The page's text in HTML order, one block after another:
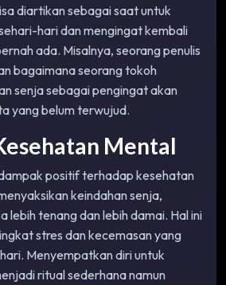
diartikan sebagai saat untuk
hari dan mengingat kembali
ada. Misalnya, seorang penulis
bagaimana seorang tokoh
senja sebagai pengingat akan
yang belum terwujud.
Mental
positif terhadap kesehatan
keindahan senja,
lebih tenang dan lebih damai. Hal ini
stres dan kecemasan yang
Menyempatkan diri untuk
ritual sederhana namun